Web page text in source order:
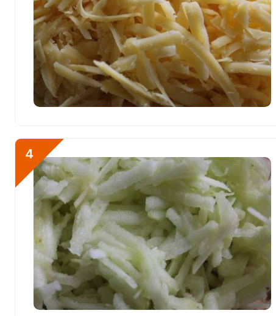
Кобальт 22.2 мкг
Литий 0
Марганец 0.2 мкг
Медь 670.2 мкг
Рубидий
Селен 205.1 мкг
Фтор 121 мкг
Хром 8.9 мкг
Цинк 9.2 мг
0
Ванадий 0
4